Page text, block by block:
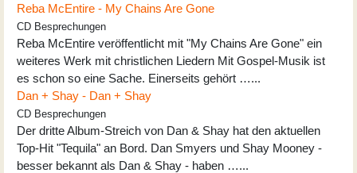
Reba McEntire - My Chains Are Gone
CD Besprechungen
Reba McEntire veröffentlicht mit "My Chains Are Gone" ein
weiteres Werk mit christlichen Liedern Mit Gospel-Musik ist
es schon so eine Sache. Einerseits gehört …...
Dan + Shay - Dan + Shay
CD Besprechungen
Der dritte Album-Streich von Dan & Shay hat den aktuellen
Top-Hit "Tequila" an Bord. Dan Smyers und Shay Mooney -
besser bekannt als Dan & Shay - haben …...